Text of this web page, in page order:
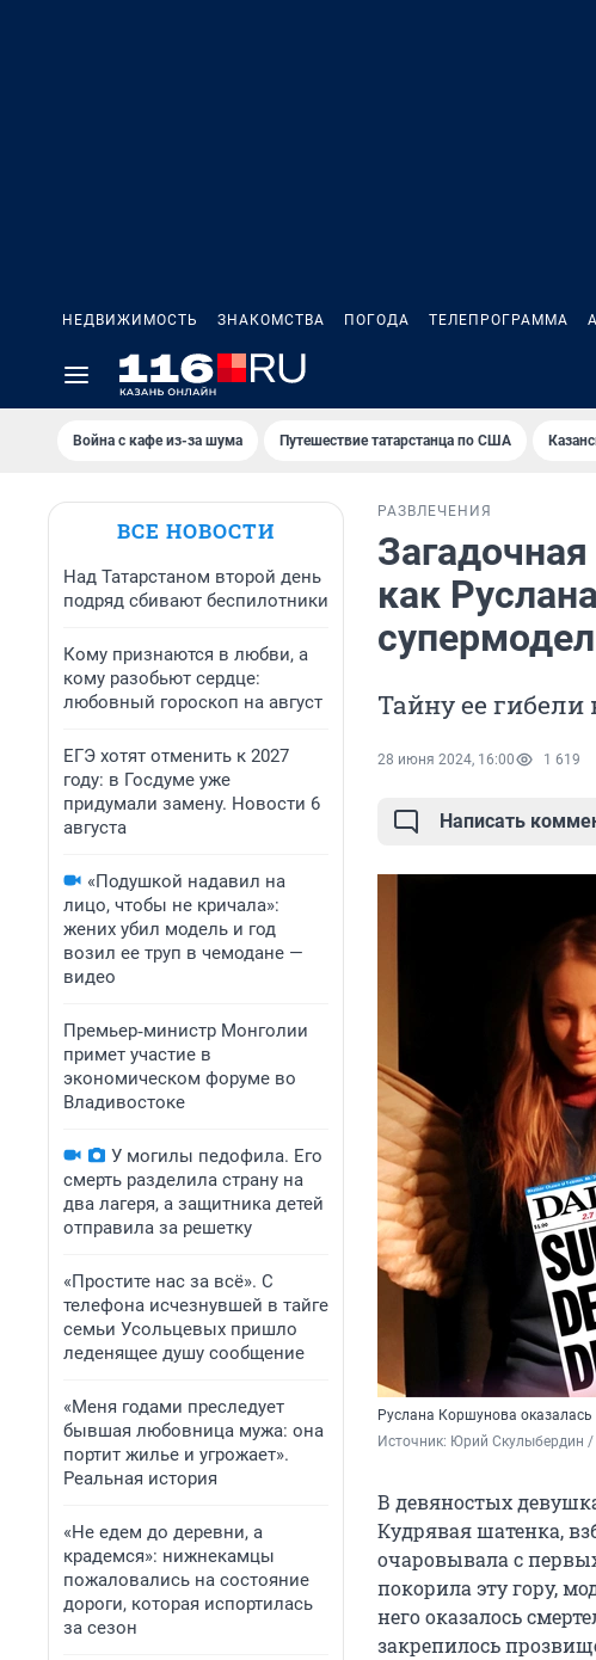
НЕДВИЖИМОСТЬ ЗНАКОМСТВА ПОГОДА ТЕЛЕПРОГРАММА
Война с кафе из-за шума Путешествие татарстанца по США
ВСЕ НОВОСТИ
Над Татарстаном второй день
подряд сбивают беспилотники
Кому признаются в любви, а
кому разобьют сердце:
любовный гороскоп на август
ЕГЭ хотят отменить к 2027
году: в Госдуме уже
придумали замену. Новости 6
августа
«Подушкой надавил на
лицо, чтобы не кричала»:
жених убил модель и год
возил ее труп в чемодане —
видео
Премьер‑министр Монголии
примет участие в
экономическом форуме во
Владивостоке
У могилы педофила. Его
смерть разделила страну на
два лагеря, а защитника детей
отправила за решетку
«Простите нас за всё». С
телефона исчезнувшей в тайге
семьи Усольцевых пришло
леденящее душу сообщение
«Меня годами преследует
бывшая любовница мужа: она
портит жилье и угрожает».
Реальная история
«Не едем до деревни, а
крадемся»: нижнекамцы
пожаловались на состояние
дороги, которая испортилась
за сезон
РАЗВЛЕЧЕНИЯ
как
Тайну ее гибели
28 июня 2024, 16:00 1 619
Написать
Руслана Коршунова
Источник: Юрий Скулыбердин /
В девяностых
Кудрявая шатенка,
очаровывала с
покорила эту гору,
него оказалось
закрепилось